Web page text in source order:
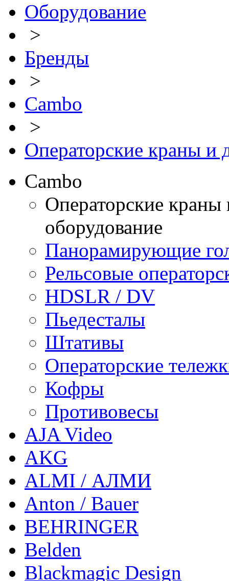
Оборудование
>
Бренды
>
Cambo
>
Операторские краны и
Cambo
Операторские краны
оборудование
Панорамирующие
Рельсовые
HDSLR / DV
Пьедесталы
Штативы
Операторские
Кофры
Противовесы
AJA Video
AKG
ALMI / АЛМИ
Anton / Bauer
BEHRINGER
Belden
Blackmagic Design